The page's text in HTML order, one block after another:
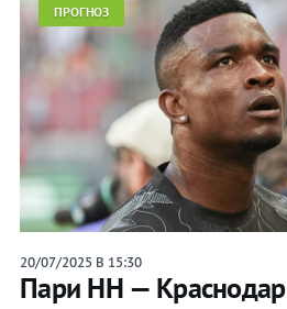
ПРОГНОЗ
20/07/2025 В 15:30
Пари НН — Краснодар